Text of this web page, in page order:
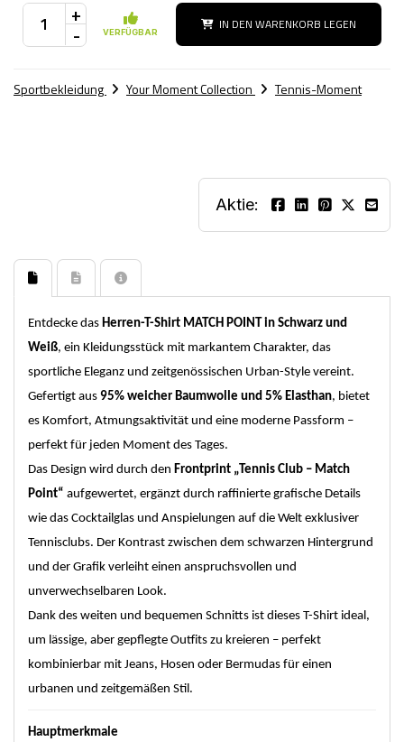
+
- VERFÜGBAR IN DEN WARENKORB LEGEN
Sportbekleidung Your Moment Collection Tennis-Moment
Aktie:
Entdecke das Herren-T-Shirt MATCH POINT in Schwarz und
Weiß, ein Kleidungsstück mit markantem Charakter, das
sportliche Eleganz und zeitgenössischen Urban-Style vereint.
Gefertigt aus 95% weicher Baumwolle und 5% Elasthan, bietet
es Komfort, Atmungsaktivität und eine moderne Passform –
perfekt für jeden Moment des Tages.
Das Design wird durch den Frontprint „Tennis Club – Match
Point“ aufgewertet, ergänzt durch raffinierte grafische Details
wie das Cocktailglas und Anspielungen auf die Welt exklusiver
Tennisclubs. Der Kontrast zwischen dem schwarzen Hintergrund
und der Grafik verleiht einen anspruchsvollen und
unverwechselbaren Look.
Dank des weiten und bequemen Schnitts ist dieses T-Shirt ideal,
um lässige, aber gepflegte Outfits zu kreieren – perfekt
kombinierbar mit Jeans, Hosen oder Bermudas für einen
urbanen und zeitgemäßen Stil.
Hauptmerkmale